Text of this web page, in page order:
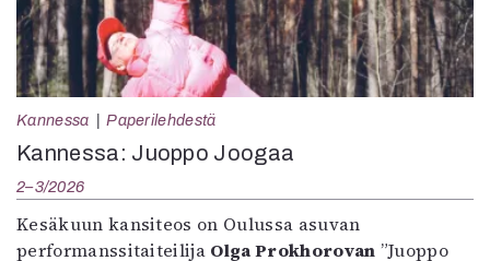
Kannessa Paperilehdestä
Kannessa: Juoppo Joogaa
2–3/2026
Kesäkuun kansiteos on Oulussa asuvan
performanssitaiteilija Olga Prokhorovan ”Juoppo